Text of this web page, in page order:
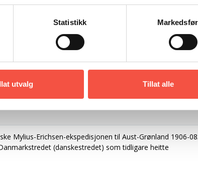
Statistikk
utvalg Tillat alle
Mylius-Erichsen-ekspedisjonen til Aust-Grønland 1906-08.
(danskestredet) som tidligare heitte